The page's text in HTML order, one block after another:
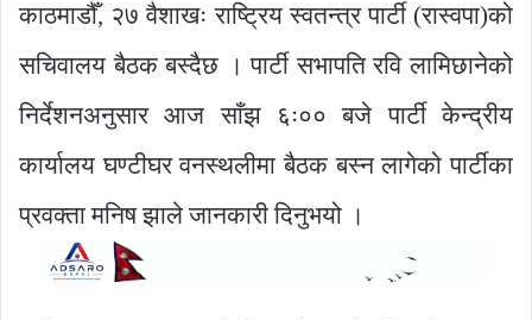
काठमाडौँ, २७ वैशाखः राष्ट्रिय स्वतन्त्र पार्टी (रास्वपा)को
सचिवालय बैठक बस्दैछ । पार्टी सभापति रवि लामिछानेको
निर्देशनअनुसार आज साँझ ६ः०० बजे पार्टी केन्द्रीय
कार्यालय घण्टीघर वनस्थलीमा बैठक बस्न लागेको पार्टीका
प्रवक्ता मनिष झाले जानकारी दिनुभयो ।